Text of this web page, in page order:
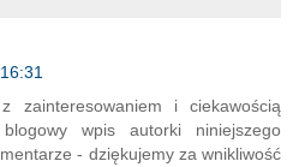
zainteresowaniem i ciekawością
blogowy wpis autorki niniejszego
- dziękujemy za wnikliwość